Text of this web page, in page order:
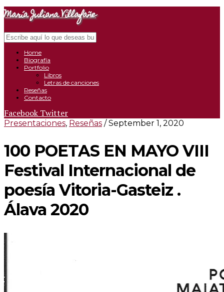
María Juliana Villafañe
Search
Close
Home
Biografía
Portfolio
Libros
Letras de canciones
Reseñas
Contacto
Facebook Twitter
Presentaciones, Reseñas / September 1, 2020
100 POETAS EN MAYO VIII
Festival Internacional de
poesía Vitoria-Gasteiz .
Álava 2020